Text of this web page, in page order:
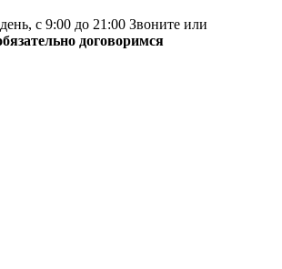
с 9:00 до 21:00 Звоните или
договоримся